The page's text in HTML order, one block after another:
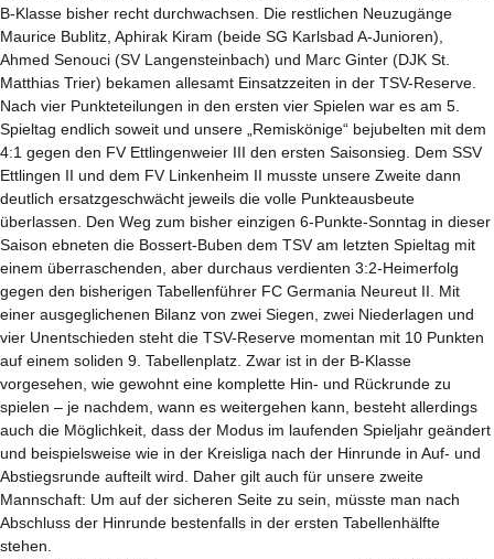
B-Klasse bisher recht durchwachsen. Die restlichen Neuzugänge
Maurice Bublitz, Aphirak Kiram (beide SG Karlsbad A-Junioren),
Ahmed Senouci (SV Langensteinbach) und Marc Ginter (DJK St.
Matthias Trier) bekamen allesamt Einsatzzeiten in der TSV-Reserve.
Nach vier Punkteteilungen in den ersten vier Spielen war es am 5.
Spieltag endlich soweit und unsere „Remiskönige“ bejubelten mit dem
4:1 gegen den FV Ettlingenweier III den ersten Saisonsieg. Dem SSV
Ettlingen II und dem FV Linkenheim II musste unsere Zweite dann
deutlich ersatzgeschwächt jeweils die volle Punkteausbeute
überlassen. Den Weg zum bisher einzigen 6-Punkte-Sonntag in dieser
Saison ebneten die Bossert-Buben dem TSV am letzten Spieltag mit
einem überraschenden, aber durchaus verdienten 3:2-Heimerfolg
gegen den bisherigen Tabellenführer FC Germania Neureut II. Mit
einer ausgeglichenen Bilanz von zwei Siegen, zwei Niederlagen und
vier Unentschieden steht die TSV-Reserve momentan mit 10 Punkten
auf einem soliden 9. Tabellenplatz. Zwar ist in der B-Klasse
vorgesehen, wie gewohnt eine komplette Hin- und Rückrunde zu
spielen – je nachdem, wann es weitergehen kann, besteht allerdings
auch die Möglichkeit, dass der Modus im laufenden Spieljahr geändert
und beispielsweise wie in der Kreisliga nach der Hinrunde in Auf- und
Abstiegsrunde aufteilt wird. Daher gilt auch für unsere zweite
Mannschaft: Um auf der sicheren Seite zu sein, müsste man nach
Abschluss der Hinrunde bestenfalls in der ersten Tabellenhälfte
stehen.